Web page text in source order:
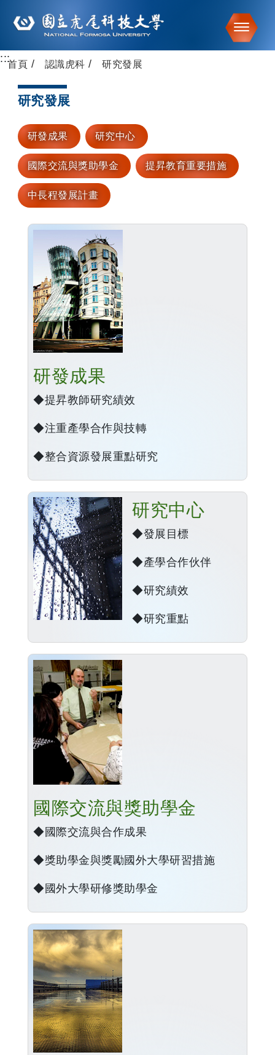
跳到主要內容
:::首頁 認識虎科 研究發展
研究發展
研發成果 研究中心
國際交流與獎助學金 提昇教育重要措施
中長程發展計畫
研發成果
◆提昇教師研究績效
◆注重產學合作與技轉
◆整合資源發展重點研究
研究中心
◆發展目標
◆產學合作伙伴
◆研究績效
◆研究重點
國際交流與獎助學金
◆國際交流與合作成果
◆獎助學金與獎勵國外大學研習措施
◆國外大學研修獎助學金